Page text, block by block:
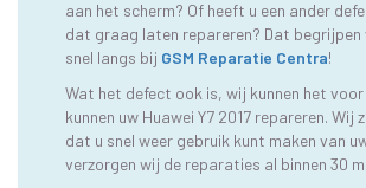
aan het scherm? Of heeft u een ander
dat graag laten repareren? Dat begrijpen
snel langs bij GSM Reparatie Centra!
Wat het defect ook is, wij kunnen het voor
kunnen uw Huawei Y7 2017 repareren. Wij
dat u snel weer gebruik kunt maken van
verzorgen wij de reparaties al binnen 30